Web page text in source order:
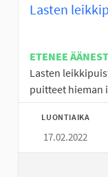
Lasten
ETENEE
Lasten
puitteet hieman
LUONTIAIKA
17.02.2022